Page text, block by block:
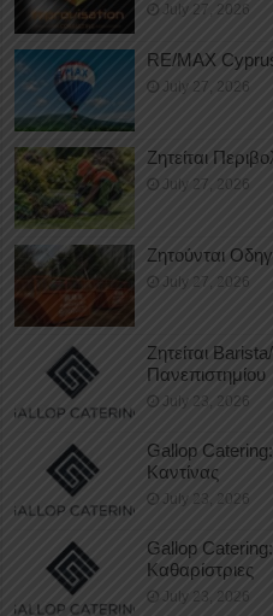
July 27, 2026
RE/MAX
July 27, 2026
Ζητείται
July 27, 2026
Ζητούνται
July 27, 2026
Ζητείται
Πανεπιστημίου
July 23, 2026
Gallop Catering:
Καντίνας
July 23, 2026
Gallop
Καθαρίστριες
July 23, 2026